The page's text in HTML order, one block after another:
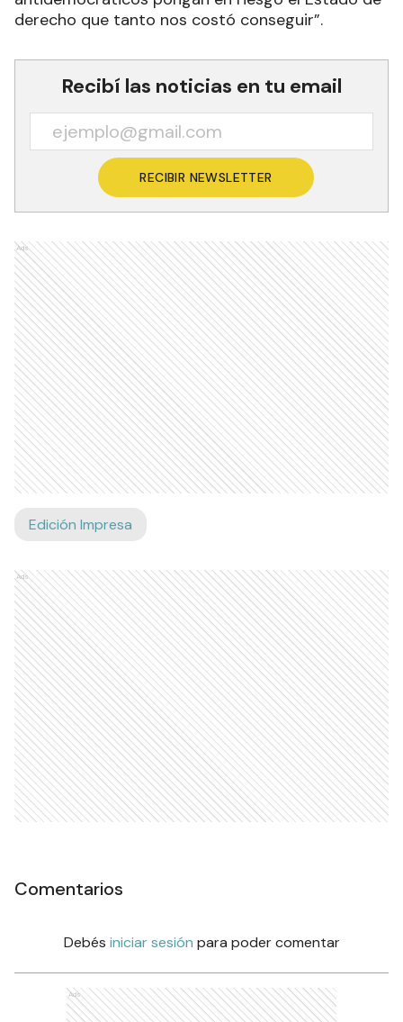
derecho que tanto nos costó conseguir”.
Recibí las noticias en tu email
RECIBIR NEWSLETTER
Ads
Edición Impresa
Ads
Comentarios
Debés iniciar sesión para poder comentar
Ads